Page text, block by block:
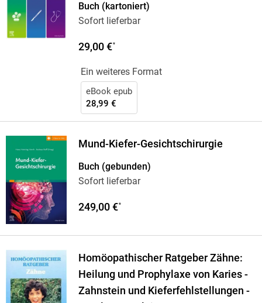
Buch (kartoniert)
Sofort lieferbar
29,00 €*
Ein weiteres Format
eBook epub
28,99 €
Mund-Kiefer-Gesichtschirurgie
Buch (gebunden)
Sofort lieferbar
249,00 €*
Homöopathischer Ratgeber Zähne:
Heilung und Prophylaxe von Karies -
Zahnstein und Kieferfehlstellungen -